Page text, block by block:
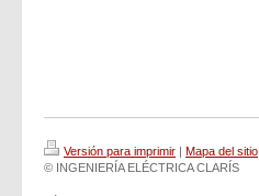
Versión para imprimir
Mapa del sitio
© INGENIERÍA ELÉCTRICA CLARÍS